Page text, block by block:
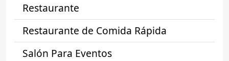
Restaurante
Restaurante de Comida Rápida
Salón Para Eventos